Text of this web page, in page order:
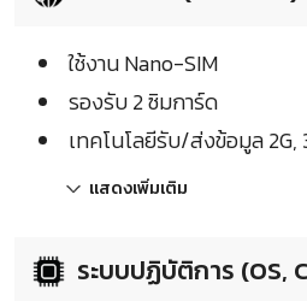
ใช้งาน Nano-SIM
รองรับ 2 ซิมการ์ด
เทคโนโลยีรับ/ส่งข้อมูล 2G,
แสดงเพิ่มเติม
ระบบปฏิบัติการ (OS,